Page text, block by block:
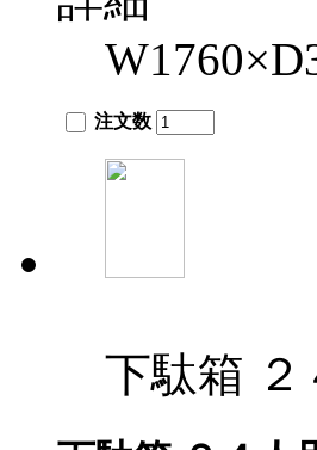
注文数
下駄箱